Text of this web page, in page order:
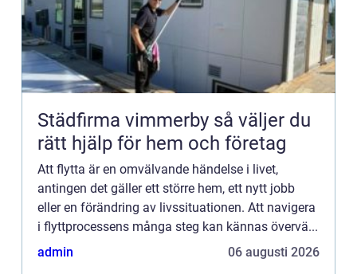
Städfirma vimmerby så väljer du
rätt hjälp för hem och företag
Att flytta är en omvälvande händelse i livet,
antingen det gäller ett större hem, ett nytt jobb
eller en förändring av livssituationen. Att navigera
i flyttprocessens många steg kan kännas övervä...
admin
06 augusti 2026